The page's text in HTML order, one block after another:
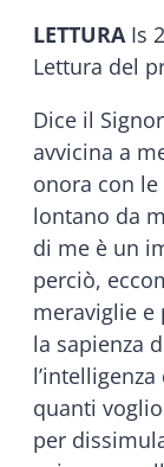
LETTURAIs
Lettura del
Dice il
avvicina a
onora con
lontano da
di me è un
perciò,
meraviglie
la sapienza
quanti
per